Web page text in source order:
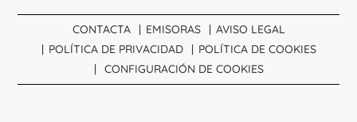
CONTACTA EMISORAS
AVISO LEGAL
POLÍTICA DE PRIVACIDAD
POLÍTICA DE COOKIES
CONFIGURACIÓN DE COOKIES